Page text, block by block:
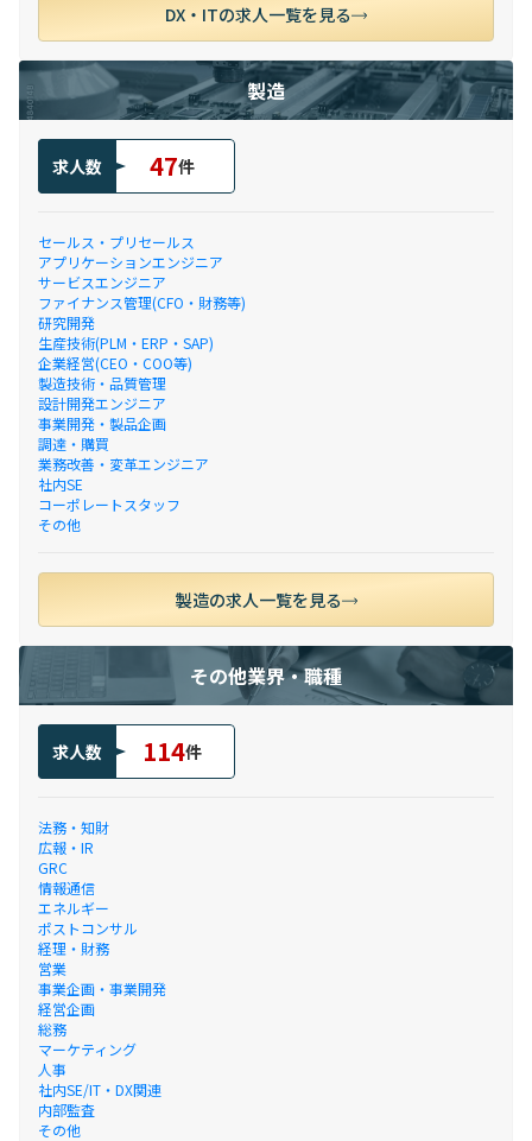
DX・ITの求人一覧を見る
製造
求人数 47件
セールス・プリセールス
アプリケーションエンジニア
サービスエンジニア
ファイナンス管理(CFO・財務等)
研究開発
生産技術(PLM・ERP・SAP)
企業経営(CEO・COO等)
製造技術・品質管理
設計開発エンジニア
事業開発・製品企画
調達・購買
業務改善・変革エンジニア
社内SE
コーポレートスタッフ
その他
製造の求人一覧を見る
その他業界・職種
求人数 114件
法務・知財
広報・IR
GRC
情報通信
エネルギー
ポストコンサル
経理・財務
営業
事業企画・事業開発
経営企画
総務
マーケティング
人事
社内SE/IT・DX関連
内部監査
その他